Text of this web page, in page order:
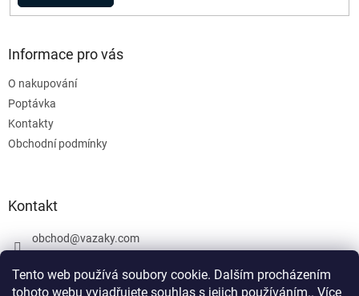
Tento web používá soubory cookie. Dalším procházením
tohoto webu vyjadřujete souhlas s jejich používáním.. Více
Informace pro vás
O nakupování
Poptávka
Kontakty
Obchodní podmínky
Kontakt
obchod@vazaky.com